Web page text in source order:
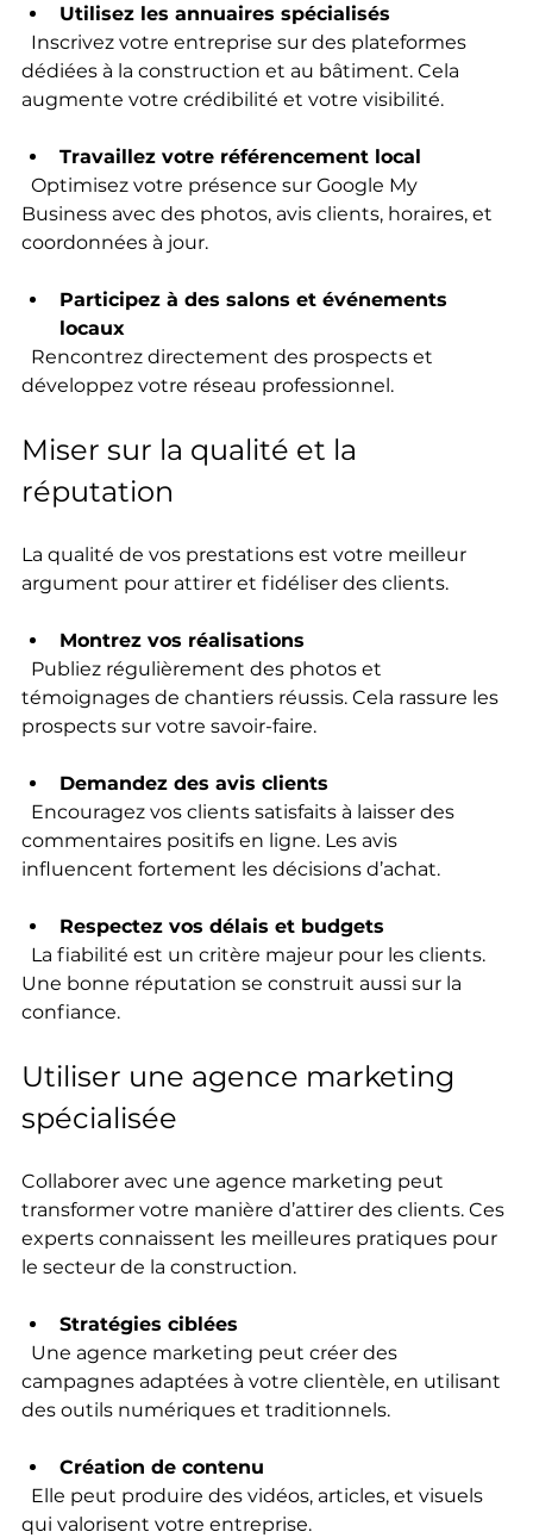
Utilisez les annuaires spécialisés
dédiées à la construction et au bâtiment. Cela
augmente votre crédibilité et votre visibilité.
Travaillez votre référencement local
Business avec des photos, avis clients, horaires, et
coordonnées à jour.
Participez à des salons et événements
locaux
développez votre réseau professionnel.
Miser sur la qualité et la
réputation
La qualité de vos prestations est votre meilleur
argument pour attirer et fidéliser des clients.
Montrez vos réalisations
témoignages de chantiers réussis. Cela rassure les
prospects sur votre savoir-faire.
Demandez des avis clients
commentaires positifs en ligne. Les avis
influencent fortement les décisions d’achat.
Respectez vos délais et budgets
Une bonne réputation se construit aussi sur la
confiance.
Utiliser une agence marketing
spécialisée
Collaborer avec une agence marketing peut
transformer votre manière d’attirer des clients. Ces
experts connaissent les meilleures pratiques pour
le secteur de la construction.
Stratégies ciblées
campagnes adaptées à votre clientèle, en utilisant
des outils numériques et traditionnels.
Création de contenu
qui valorisent votre entreprise.